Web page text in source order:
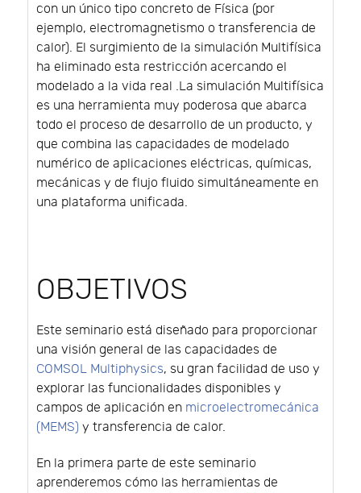
con un único tipo concreto de Física (por
ejemplo, electromagnetismo o transferencia de
calor). El surgimiento de la simulación Multifísica
ha eliminado esta restricción acercando el
modelado a la vida real .La simulación Multifísica
es una herramienta muy poderosa que abarca
todo el proceso de desarrollo de un producto, y
que combina las capacidades de modelado
numérico de aplicaciones eléctricas, químicas,
mecánicas y de flujo fluido simultáneamente en
una plataforma unificada.
OBJETIVOS
Este seminario está diseñado para proporcionar
una visión general de las capacidades de
COMSOL Multiphysics, su gran facilidad de uso y
explorar las funcionalidades disponibles y
campos de aplicación en microelectromecánica
(MEMS) y transferencia de calor.
En la primera parte de este seminario
aprenderemos cómo las herramientas de